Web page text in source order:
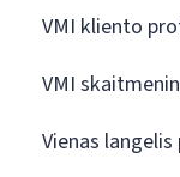
VMI kliento
VMI
Vienas